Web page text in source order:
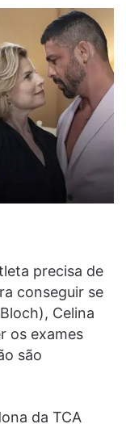
precisa de
conseguir se
Celina
os exames
são
da TCA